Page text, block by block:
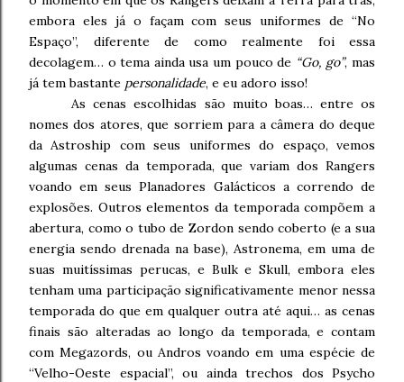
embora eles já o façam com seus uniformes de “No
Espaço”, diferente de como realmente foi essa
decolagem… o tema ainda usa um pouco de “Go, go”, mas
já tem bastante personalidade, e eu adoro isso!
As cenas escolhidas são muito boas… entre os
nomes dos atores, que sorriem para a câmera do deque
da Astroship com seus uniformes do espaço, vemos
algumas cenas da temporada, que variam dos Rangers
voando em seus Planadores Galácticos a correndo de
explosões. Outros elementos da temporada compõem a
abertura, como o tubo de Zordon sendo coberto (e a sua
energia sendo drenada na base), Astronema, em uma de
suas muitíssimas perucas, e Bulk e Skull, embora eles
tenham uma participação significativamente menor nessa
temporada do que em qualquer outra até aqui… as cenas
finais são alteradas ao longo da temporada, e contam
com Megazords, ou Andros voando em uma espécie de
“Velho-Oeste espacial”, ou ainda trechos dos Psycho